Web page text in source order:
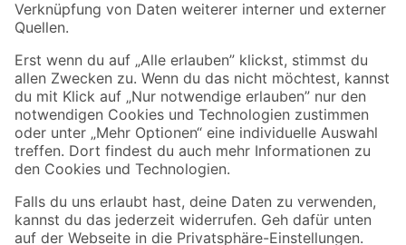
Sicher einkaufen
Jetzt die toom-App herunterladen
Alle Preisangaben in EUR inkl. gesetzl. MwSt.. Die dargestellten Angebote sind unter
Umständen nicht in allen Märkten verfügbar. Die angegebenen Verfügbarkeiten beziehen